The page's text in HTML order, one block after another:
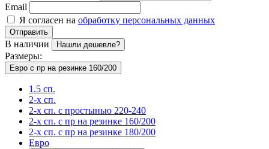
Email
Я согласен на обработку персональных данных
Отправить
В наличии Нашли дешевле?
Размеры:
Евро с пр на резинке 160/200
1.5 сп.
2-х сп.
2-х сп. с простынью 220-240
2-х сп. с пр на резинке 160/200
2-х сп. с пр на резинке 180/200
Евро